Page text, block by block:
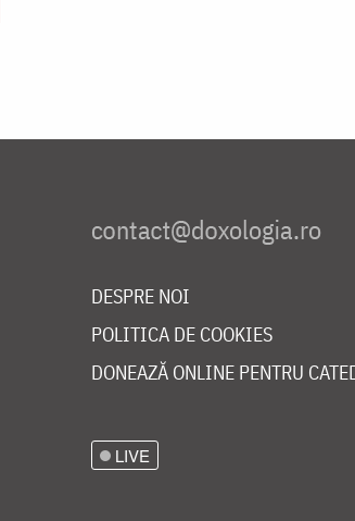
DESPRE NOI
POLITICA DE COOKIES
DONEAZĂ ONLINE PENTRU
LIVE